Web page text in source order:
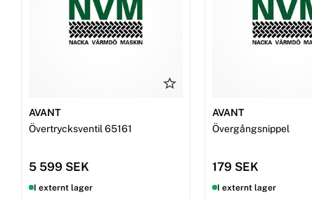
AVANT
Övertrycksventil 65161
5 599 SEK
I externt lager
AVANT
Övergångsnippel
179 SEK
I externt lager